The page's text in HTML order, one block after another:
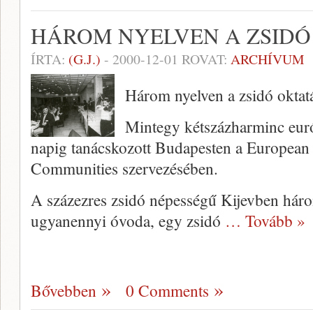
HÁROM NYELVEN A
ÍRTA: (G.J.) - 2000-12-01 ROVAT: ARCHÍVUM
Három nyelven a zsidó
Mintegy kétszázharminc
napig tanácskozott Budapesten a
Communities szervezésében.
A százezres zsidó népességű Kijevben
ugyanennyi óvoda, egy zsidó … Tovább »
Bővebben 0 Comments